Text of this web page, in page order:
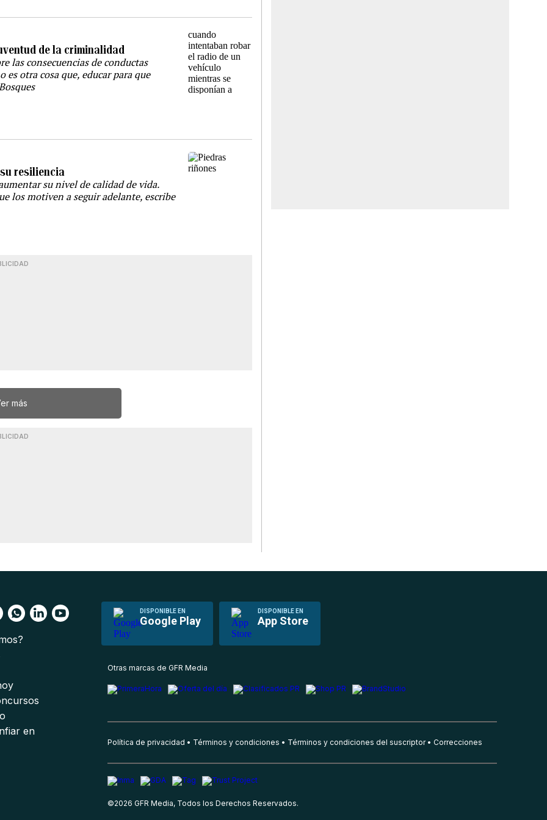
de la criminalidad
las consecuencias de conductas
otra cosa que, educar para que
resiliencia
su nivel de calidad de vida.
los motiven a seguir adelante, escribe
más
DISPONIBLE EN
Google Play
DISPONIBLE EN
App Store
en
Otras marcas de GFR Media
Política de privacidad Términos y condiciones Términos y condiciones del suscriptor Correcciones
©2026 GFR Media, Todos los Derechos Reservados.